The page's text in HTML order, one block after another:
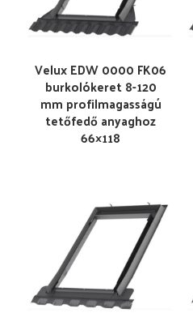
Velux EDW 0000 FK06
burkolókeret 8-120
mm profilmagasságú
tetőfedő anyaghoz
66×118